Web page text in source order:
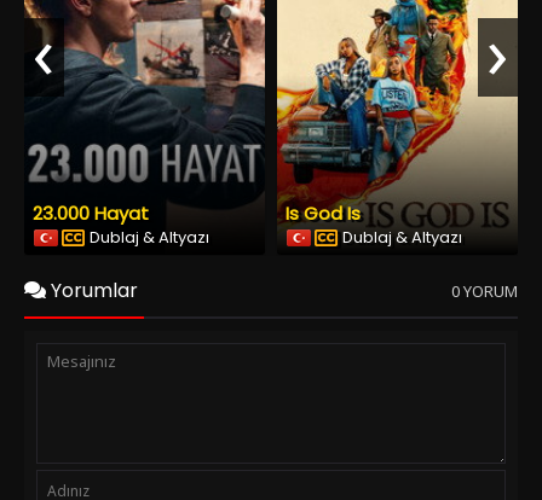
23.000 Hayat
Dublaj & Altyazı
Is God Is
Dublaj & Altyazı
‹ ›
Yorumlar 0 YORUM